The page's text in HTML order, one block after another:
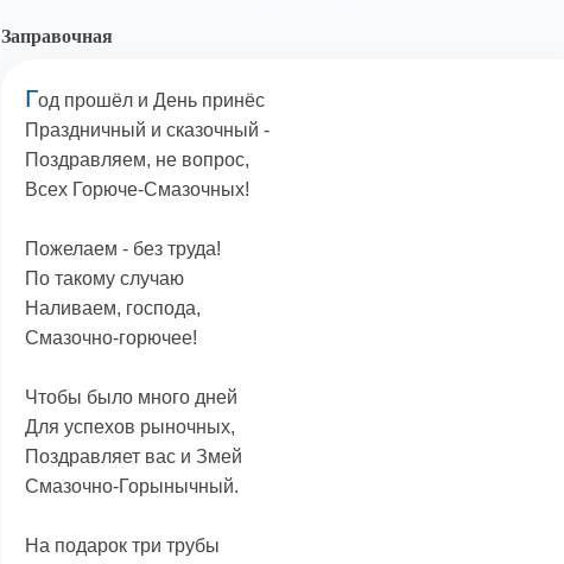
Заправочная
Год прошёл и День принёс
Праздничный и сказочный -
Поздравляем, не вопрос,
Всех Горюче-Смазочных!
Пожелаем - без труда!
По такому случаю
Наливаем, господа,
Смазочно-горючее!
Чтобы было много дней
Для успехов рыночных,
Поздравляет вас и Змей
Смазочно-Горынычный.
На подарок три трубы